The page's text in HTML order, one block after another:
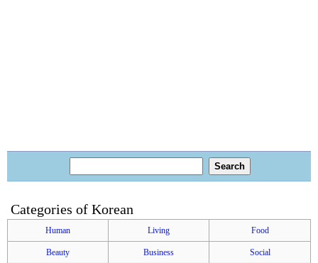
Categories of Korean
Human Living Food
Beauty Business Social